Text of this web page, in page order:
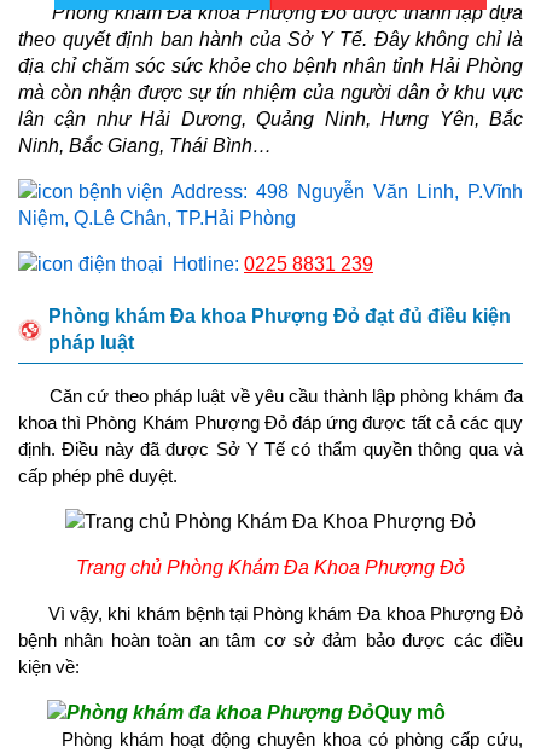
Phòng khám Đa khoa Phượng Đỏ được thành lập dựa
theo quyết định ban hành của Sở Y Tế. Đây không chỉ là
địa chỉ chăm sóc sức khỏe cho bệnh nhân tỉnh Hải Phòng
mà còn nhận được sự tín nhiệm của người dân ở khu vực
lân cận như Hải Dương, Quảng Ninh, Hưng Yên, Bắc
Ninh, Bắc Giang, Thái Bình…
Address: 498 Nguyễn Văn Linh, P.Vĩnh
Niệm, Q.Lê Chân, TP.Hải Phòng
Hotline: 0225 8831 239
Phòng khám Đa khoa Phượng Đỏ đạt đủ điều kiện
pháp luật
Căn cứ theo pháp luật về yêu cầu thành lập phòng khám đa
khoa thì Phòng Khám Phượng Đỏ đáp ứng được tất cả các quy
định. Điều này đã được Sở Y Tế có thẩm quyền thông qua và
cấp phép phê duyệt.
Trang chủ Phòng Khám Đa Khoa Phượng Đỏ
Vì vậy, khi khám bệnh tại Phòng khám Đa khoa Phượng Đỏ
bệnh nhân hoàn toàn an tâm cơ sở đảm bảo được các điều
kiện về:
Quy mô
Phòng khám hoạt động chuyên khoa có phòng cấp cứu,